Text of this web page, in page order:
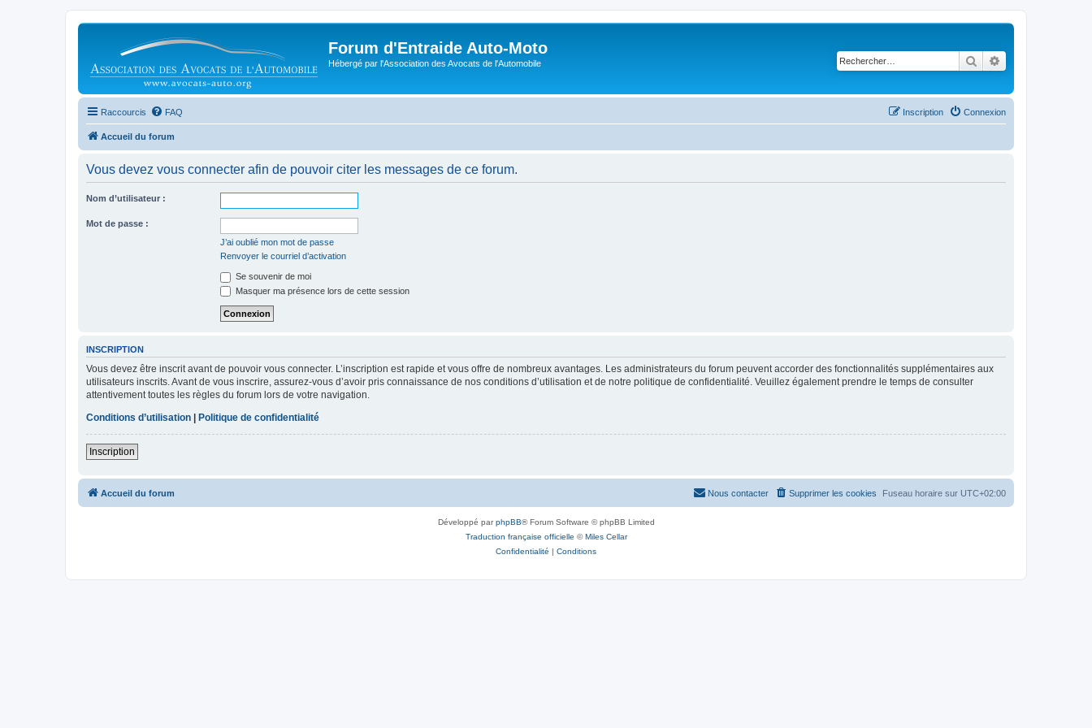
Forum d'Entraide Auto-Moto
Hébergé par l'Association des Avocats de l'Automobile Rechercher
Raccourcis FAQ Connexion
Inscription
Accueil du forum
Vous devez vous connecter afin de pouvoir citer les messages de ce forum.
Nom d’utilisateur :
Mot de passe :
J’ai oublié mon mot de passe
Renvoyer le courriel d’activation
Se souvenir de moi
Masquer ma présence lors de cette session
INSCRIPTION
Vous devez être inscrit avant de pouvoir vous connecter. L’inscription est rapide et vous offre de nombreux avantages. Les administrateurs du forum peuvent accorder des fonctionnalités supplémentaires aux
utilisateurs inscrits. Avant de vous inscrire, assurez-vous d’avoir pris connaissance de nos conditions d’utilisation et de notre politique de confidentialité. Veuillez également prendre le temps de consulter
attentivement toutes les règles du forum lors de votre navigation.
Conditions d’utilisation | Politique de confidentialité
Inscription
Accueil du forum Fuseau horaire sur UTC+02:00
Supprimer les cookies
Nous contacter
Développé parphpBB® Forum Software © phpBB Limited
Traduction française officielle ©Miles Cellar
Confidentialité | Conditions